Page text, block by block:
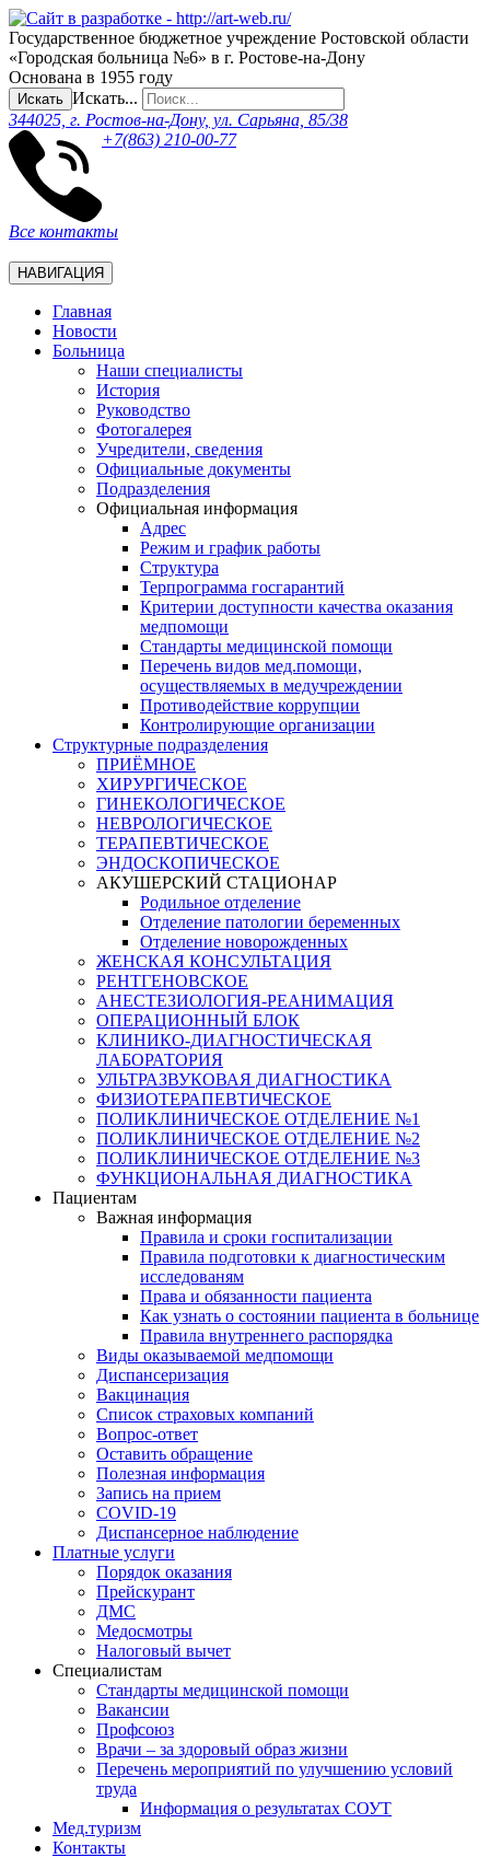
Государственное бюджетное учреждение Ростовской области
«Городская больница №6» в г. Ростове-на-Дону
Основана в 1955 году
Искать Искать...
344025, г. Ростов-на-Дону, ул. Сарьяна, 85/38
+7(863) 210-00-77
Все контакты
НАВИГАЦИЯ
Главная
Новости
Больница
Наши специалисты
История
Руководство
Фотогалерея
Учредители, сведения
Официальные документы
Подразделения
Официальная информация
Адрес
Режим и график работы
Структура
Терпрограмма госгарантий
Критерии доступности качества оказания
медпомощи
​Стандарты медицинской помощи
Перечень видов мед.помощи,
осуществляемых в медучреждении
Противодействие коррупции
Контролирующие организации
Структурные подразделения
ПРИЁМНОЕ
ХИРУРГИЧЕСКОЕ
ГИНЕКОЛОГИЧЕСКОЕ
НЕВРОЛОГИЧЕСКОЕ
ТЕРАПЕВТИЧЕСКОЕ
ЭНДОСКОПИЧЕСКОЕ
АКУШЕРСКИЙ СТАЦИОНАР
Родильное отделение
Отделение патологии беременных
Отделение новорожденных
ЖЕНСКАЯ КОНСУЛЬТАЦИЯ
РЕНТГЕНОВСКОЕ
АНЕСТЕЗИОЛОГИЯ-РЕАНИМАЦИЯ
ОПЕРАЦИОННЫЙ БЛОК
КЛИНИКО-ДИАГНОСТИЧЕСКАЯ
ЛАБОРАТОРИЯ
УЛЬТРАЗВУКОВАЯ ДИАГНОСТИКА
ФИЗИОТЕРАПЕВТИЧЕСКОЕ
ПОЛИКЛИНИЧЕСКОЕ ОТДЕЛЕНИЕ №1
ПОЛИКЛИНИЧЕСКОЕ ОТДЕЛЕНИЕ №2
ПОЛИКЛИНИЧЕСКОЕ ОТДЕЛЕНИЕ №3
ФУНКЦИОНАЛЬНАЯ ДИАГНОСТИКА
Пациентам
Важная информация
Правила и сроки госпитализации
Правила подготовки к диагностическим
исследованям
Права и обязанности пациента
Как узнать о состоянии пациента в больнице
Правила внутреннего распорядка
Виды оказываемой медпомощи
Диспансеризация
Вакцинация
Список страховых компаний
Вопрос-ответ
Оставить обращение
Полезная информация
Запись на прием
COVID-19
Диспансерное наблюдение
Платные услуги
Порядок оказания
Прейскурант
ДМС
Медосмотры
Налоговый вычет
Специалистам
Стандарты медицинской помощи
Вакансии
Профсоюз
Врачи – за здоровый образ жизни
Перечень мероприятий по улучшению условий
труда
Информация о результатах СОУТ
Мед.туризм
Контакты